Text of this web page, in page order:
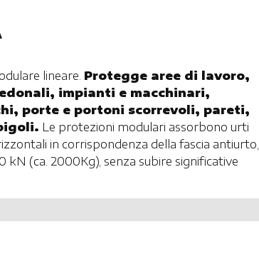
lineare. Protegge aree di lavoro,
impianti e macchinari,
porte e portoni scorrevoli, pareti,
Le protezioni modulari assorbono urti
in corrispondenza della fascia antiurto,
kN (ca. 2000Kg), senza subire significative